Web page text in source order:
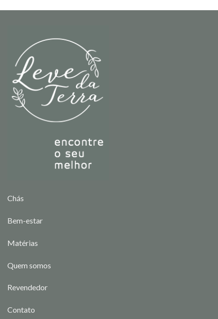
Chás
Bem-estar
Matérias
Quem somos
Revendedor
Contato